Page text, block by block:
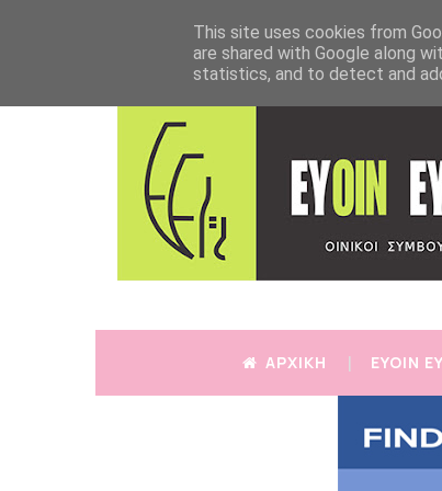
ΑΡΧΙΚΗ EYOIN
This site uses cookies from
are shared with Google along
statistics, and to detect and